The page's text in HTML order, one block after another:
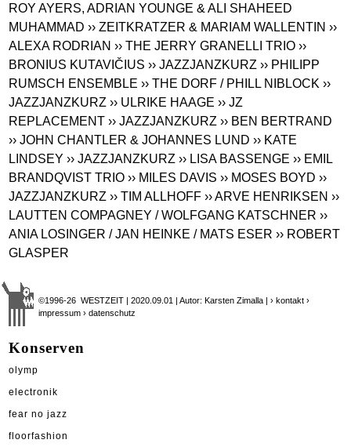
ROY AYERS, ADRIAN YOUNGE & ALI SHAHEED
MUHAMMAD ›› ZEITKRATZER & MARIAM WALLENTIN ››
ALEXA RODRIAN ›› THE JERRY GRANELLI TRIO ››
BRONIUS KUTAVIČIUS ›› JAZZJANZKURZ ›› PHILIPP
RUMSCH ENSEMBLE›› THE DORF / PHILL NIBLOCK ››
JAZZJANZKURZ ›› ULRIKE HAAGE ›› JZ
REPLACEMENT ›› JAZZJANZKURZ ›› BEN BERTRAND
›› JOHN CHANTLER & JOHANNES LUND ›› KATE
LINDSEY ›› JAZZJANZKURZ ›› LISA BASSENGE ›› EMIL
BRANDQVIST TRIO ›› MILES DAVIS ›› MOSES BOYD ››
JAZZJANZKURZ ›› TIM ALLHOFF ›› ARVE HENRIKSEN ››
LAUTTEN COMPAGNEY / WOLFGANG KATSCHNER ››
ANIA LOSINGER / JAN HEINKE / MATS ESER ›› ROBERT
GLASPER
©1996-26 WESTZEIT | 2020.09.01 | Autor: Karsten Zimalla |› kontakt ›
impressum › datenschutz
Konserven
olymp
electronik
fear no jazz
floorfashion